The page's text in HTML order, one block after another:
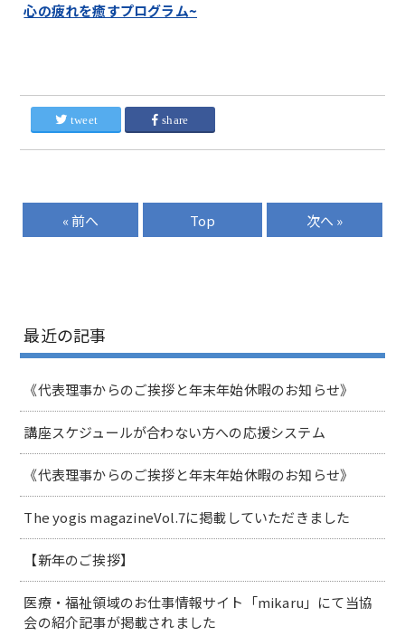
心の疲れを癒すプログラム~
tweet share
« 前へ Top 次へ »
最近の記事
《代表理事からのご挨拶と年末年始休暇のお知らせ》
講座スケジュールが合わない方への応援システム
《代表理事からのご挨拶と年末年始休暇のお知らせ》
The yogis magazineVol.7に掲載していただきました
【新年のご挨拶】
医療・福祉領域のお仕事情報サイト「mikaru」にて当協
会の紹介記事が掲載されました